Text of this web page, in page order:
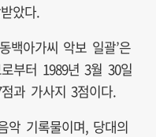
았다.
백아가씨 악보 일괄’은
부터 1989년 3월 30일
과 가사지 3점이다.
악 기록물이며, 당대의